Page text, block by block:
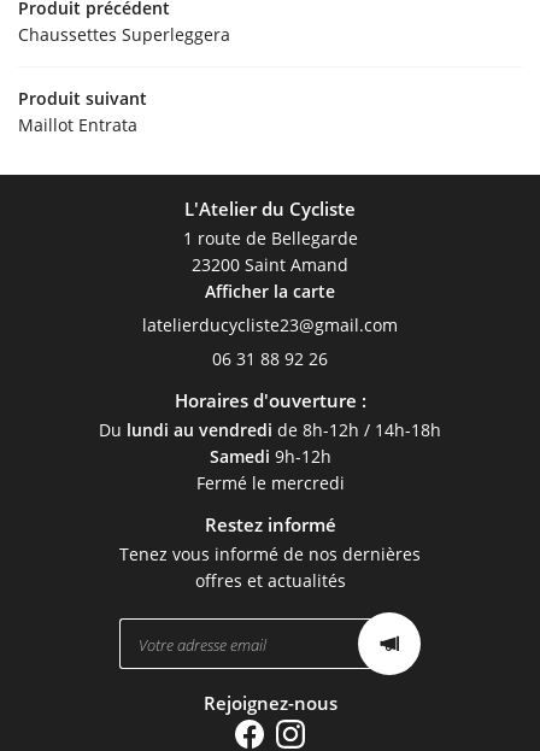
Produit précédent
Chaussettes Superleggera
Produit suivant
Maillot Entrata
L'Atelier du Cycliste
1 route de Bellegarde
23200 Saint Amand
Afficher la carte
06 31 88 92 26
Horaires d'ouverture :
Du lundi au vendredi de 8h-12h / 14h-18h
Samedi 9h-12h
Fermé le mercredi
Restez informé
Tenez vous informé de nos dernières
offres et actualités
Rejoignez-nous